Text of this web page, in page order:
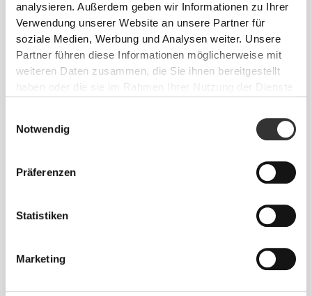
analysieren. Außerdem geben wir Informationen zu Ihrer
Verwendung unserer Website an unsere Partner für
soziale Medien, Werbung und Analysen weiter. Unsere
Partner führen diese Informationen möglicherweise mit
weiteren Daten zusammen, die Sie ihnen bereitgestellt
haben oder die sie im Rahmen Ihrer Nutzung der Dienste
Notwendig
Präferenzen
Statistiken
Marketing
Größen-Guide